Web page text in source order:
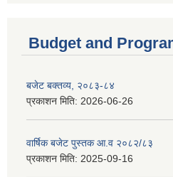
Budget and
बजेट बक्तव्य, २०८३-८४
प्रकाशन मिति: 2026-06-26
वार्षिक बजेट पुस्तक आ.व २०८२/८३
प्रकाशन मिति: 2025-09-16